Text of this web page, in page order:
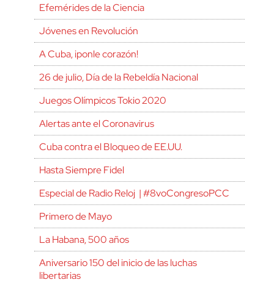
Efemérides de la Ciencia
Jóvenes en Revolución
A Cuba, ¡ponle corazón!
26 de julio, Día de la Rebeldía Nacional
Juegos Olímpicos Tokio 2020
Alertas ante el Coronavirus
Cuba contra el Bloqueo de EE.UU.
Hasta Siempre Fidel
Especial de Radio Reloj | #8voCongresoPCC
Primero de Mayo
La Habana, 500 años
Aniversario 150 del inicio de las luchas
libertarias